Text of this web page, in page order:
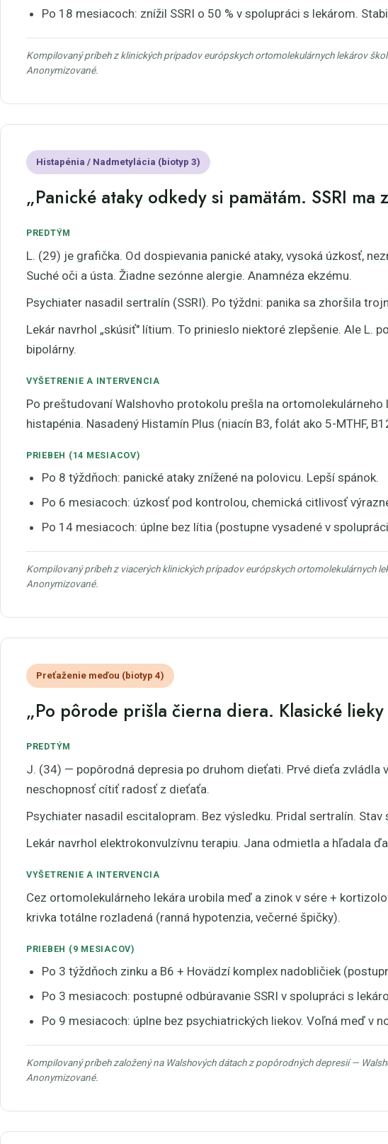
Po 18 mesiacoch: znížil SSRI o 50 % v spolupráci s lekárom.
Kompilovaný príbeh z klinických prípadov európskych ortomolekulárnych lekárov
Anonymizované.
Histapénia / Nadmetylácia (biotyp 3)
„Panické ataky odkedy si pamätám. SSRI
PREDTÝM
L. (29) je grafička. Od dospievania panické ataky, vysoká úzkosť,
Suché oči a ústa. Žiadne sezónne alergie. Anamnéza ekzému.
Psychiater nasadil sertralín (SSRI). Po týždni: panika sa zhoršila
Lekár navrhol „skúsiť" lítium. To prinieslo niektoré zlepšenie. Ale L.
bipolárny.
VYŠETRENIE A INTERVENCIA
Po preštudovaní Walshovho protokolu prešla na
histapénia. Nasadený Histamín Plus (niacín B3, folát ako 5-MTHF,
PRIEBEH (14 MESIACOV)
Po 8 týždňoch: panické ataky znížené na polovicu. Lepší spánok.
Po 6 mesiacoch: úzkosť pod kontrolou, chemická citlivosť
Po 14 mesiacoch: úplne bez lítia (postupne vysadené v
Kompilovaný príbeh z viacerých klinických prípadov európskych ortomolekulárnych
Anonymizované.
Preťaženie meďou (biotyp 4)
„Po pôrode prišla čierna diera. Klasické
PREDTÝM
J. (34) — popôrodná depresia po druhom dieťati. Prvé dieťa zvládla
neschopnosť cítiť radosť z dieťaťa.
Psychiater nasadil escitalopram. Bez výsledku. Pridal sertralín.
Lekár navrhol elektrokonvulzívnu terapiu. Jana odmietla a hľadala
VYŠETRENIE A INTERVENCIA
Cez ortomolekulárneho lekára urobila meď a zinok v sére +
krivka totálne rozladená (ranná hypotenzia, večerné špičky).
PRIEBEH (9 MESIACOV)
Po 3 týždňoch zinku a B6 + Hovädzí komplex nadobličiek
Po 3 mesiacoch: postupné odbúravanie SSRI v spolupráci s
Po 9 mesiacoch: úplne bez psychiatrických liekov. Voľná meď v
Kompilovaný príbeh založený na Walshových dátach z popôrodných depresií —
Anonymizované.